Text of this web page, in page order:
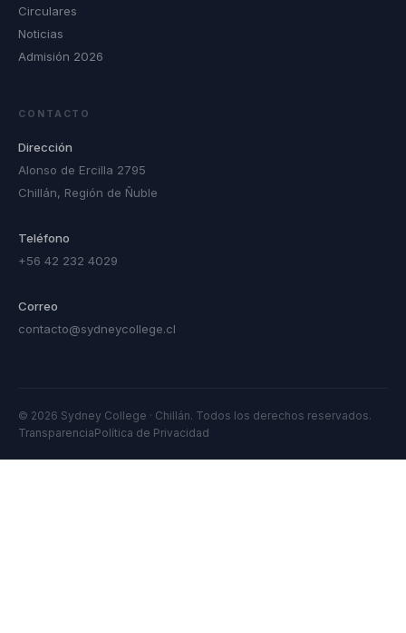
Circulares
Noticias
Admisión 2026
CONTACTO
Dirección
Alonso de Ercilla 2795
Chillán, Región de Ñuble
Teléfono
+56 42 232 4029
Correo
contacto@sydneycollege.cl
© 2026 Sydney College · Chillán. Todos los derechos reservados.
TransparenciaPolítica de Privacidad